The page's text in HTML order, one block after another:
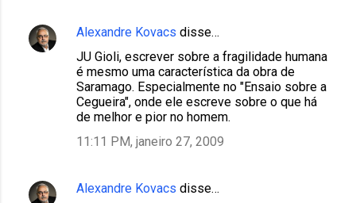
Alexandre Kovacs disse…
JU Gioli, escrever sobre a fragilidade humana
é mesmo uma característica da obra de
Saramago. Especialmente no "Ensaio sobre a
Cegueira", onde ele escreve sobre o que há
de melhor e pior no homem.
11:11 PM, janeiro 27, 2009
Alexandre Kovacs disse…